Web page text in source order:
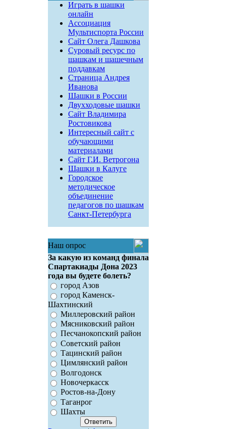
Играть в шашки
онлайн
Ассоциация
Мультиспорта России
Сайт Олега Дашкова
Суровый ресурс по
шашкам и шашечным
поддавкам
Страница Андрея
Иванова
Шашки в России
Двухходовые шашки
Сайт Владимира
Ростовикова
Интересный сайт с
обучающими
материалами
Сайт Г.И. Ветрогона
Шашки в Калуге
Городское
методическое
объединение
педагогов по шашкам
Санкт-Петербурга
Наш опрос
За какую из команд финала
Спартакиады Дона 2023
года вы будете болеть?
город Азов
город Каменск-
Шахтинский
Миллеровский район
Мясниковский район
Песчанокопский район
Советский район
Тацинский район
Цимлянский район
Волгодонск
Новочеркасск
Ростов-на-Дону
Таганрог
Шахты